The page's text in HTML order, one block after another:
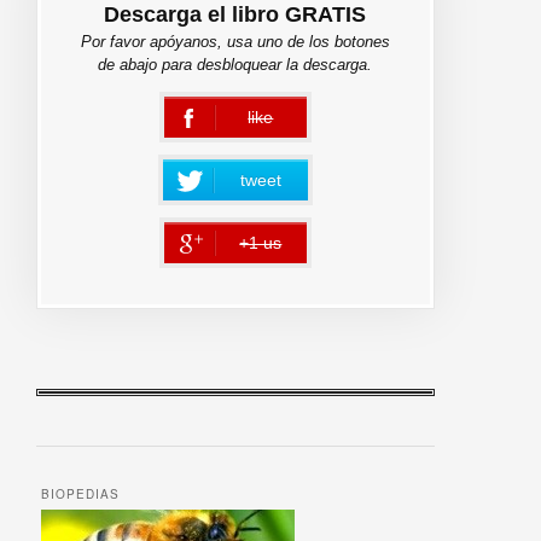
Descarga el libro GRATIS
Por favor apóyanos, usa uno de los botones
de abajo para desbloquear la descarga.
like
error
tweet
+1 us
error
BIOPEDIAS